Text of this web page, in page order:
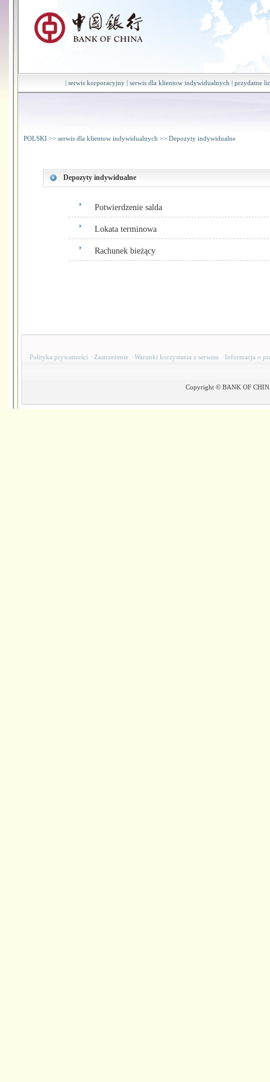
| serwis korporacyjny | serwis dla klientow indywidualnych | przydatne
POLSKI >> serwis dla klientow indywidualnych >> Depozyty indywidualne
Depozyty indywidualne
Potwierdzenie salda
Lokata terminowa
Rachunek bieżący
·Polityka prywatności ·Zastrzeżenie ·Warunki korzystania z serwisu ·Informacja o
Copyright © BANK OF